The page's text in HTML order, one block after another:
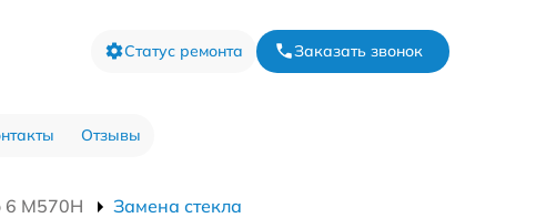
Статус ремонта Заказать звонок
Отзывы
6 M570H Замена стекла